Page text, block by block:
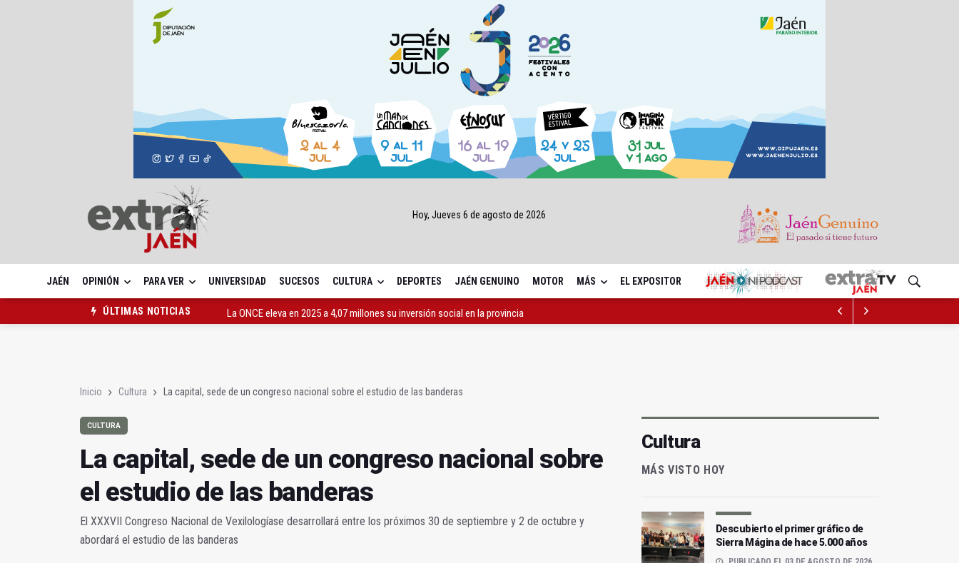
Hoy, Jueves 6 de agosto de 2026
JAÉN OPINIÓN PARA VER UNIVERSIDAD SUCESOS CULTURA DEPORTES JAÉN GENUINO MOTOR MÁS EL EXPOSITOR
ÚLTIMAS NOTICIAS
La ONCE eleva en 2025 a 4,07 millones su inversión social en la provincia
Inicio Cultura La capital, sede de un congreso nacional sobre el estudio de las banderas
CULTURA
La capital, sede de un congreso nacional sobre
el estudio de las banderas
El XXXVII Congreso Nacional de Vexilologíase desarrollará entre los próximos 30 de septiembre y 2 de octubre y
abordará el estudio de las banderas
Cultura
MÁS VISTO HOY
Descubierto el primer gráfico de
Sierra Mágina de hace 5.000 años